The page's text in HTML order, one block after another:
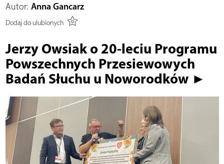
Autor: Anna Gancarz
Dodaj do ulubionych
Jerzy Owsiak o 20-leciu Programu
Powszechnych Przesiewowych
Badań Słuchu u Noworodków ►